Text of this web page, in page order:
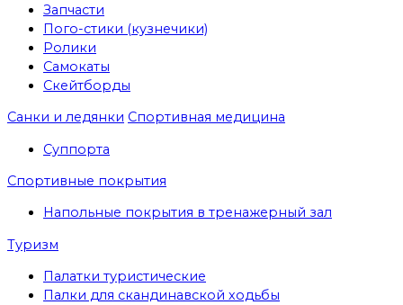
Запчасти
Пого-стики (кузнечики)
Ролики
Самокаты
Скейтборды
Санки и ледянки Спортивная медицина
Суппорта
Спортивные покрытия
Напольные покрытия в тренажерный зал
Туризм
Палатки туристические
Палки для скандинавской ходьбы